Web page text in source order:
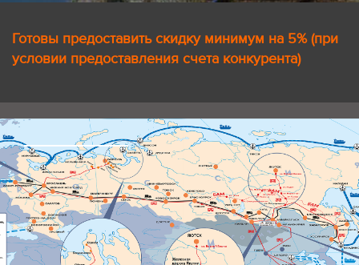
Готовы предоставить скидку минимум на 5% (при
условии предоставления счета конкурента)